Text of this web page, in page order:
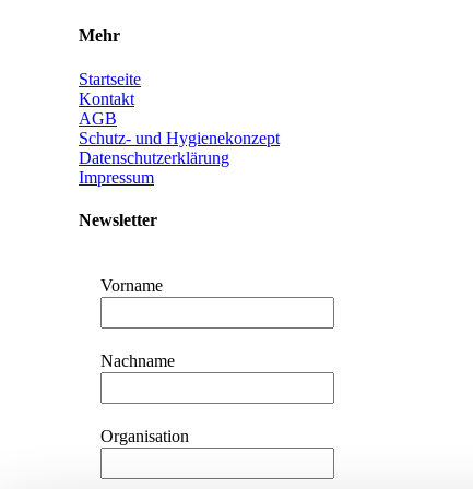
Mehr
Startseite
Kontakt
AGB
Schutz- und Hygienekonzept
Datenschutzerklärung
Impressum
Newsletter
Vorname
Nachname
Organisation